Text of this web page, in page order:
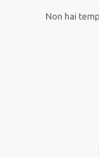
Non hai